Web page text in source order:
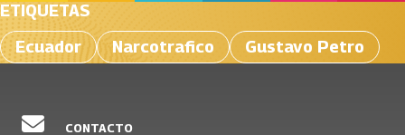
ETIQUETAS
Ecuador
Narcotrafico Gustavo Petro
CONTACTO